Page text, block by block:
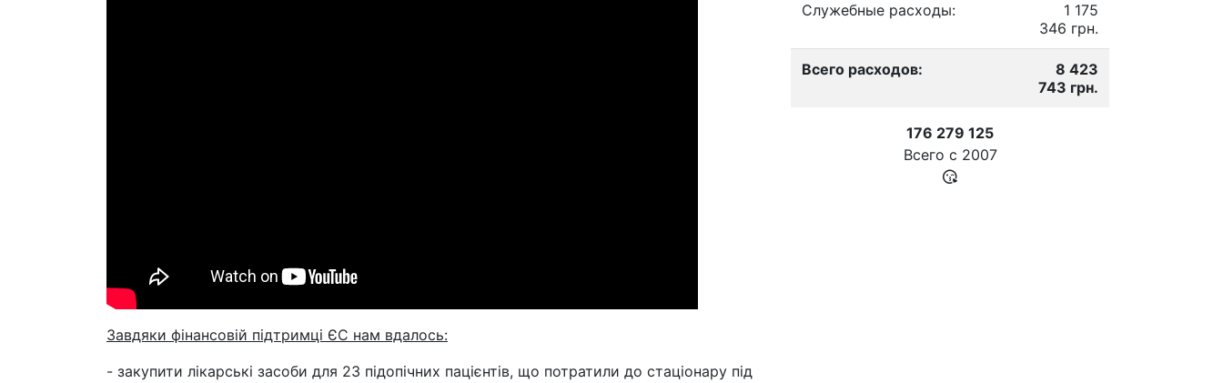
Завдяки фінансовій підтримці ЄС нам вдалось:
- закупити лікарські засоби для 23 підопічних пацієнтів, що потратили до стаціонару під
Служебные расходы:
1 175
346 грн.
Всего расходов:
8 423
743 грн.
176 279 125
Всего с 2007